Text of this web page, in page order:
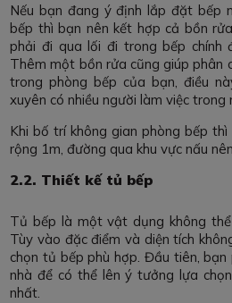
Nếu bạn đang ý định lắp đặt bếp
bếp thì bạn nên kết hợp cả bồn
phải đi qua lối đi trong bếp chính
Thêm một bồn rửa cũng giúp phân
trong phòng bếp của bạn, điều
xuyên có nhiều người làm việc
Khi bố trí không gian phòng bếp
rộng 1m, đường qua khu vực nấu
2.2. Thiết kế tủ bếp
Tủ bếp là một vật dụng không
Tùy vào đặc điểm và diện tích
chọn tủ bếp phù hợp. Đầu tiên,
nhà để có thể lên ý tưởng lựa
nhất.